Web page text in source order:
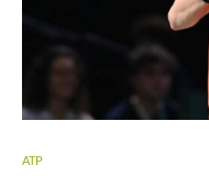
ATP